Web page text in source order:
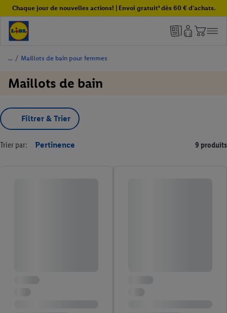
Chaque jour de nouvelles actions! | Envoi gratuit¹ dès 60 € d'achats.
/ Maillots de bain pour femmes
Maillots de bain
Filtrer & Trier
Trier par: Pertinence 9 produits